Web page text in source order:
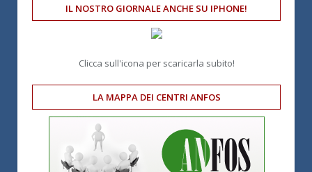
IL NOSTRO GIORNALE ANCHE SU IPHONE!
Clicca sull'icona per scaricarla subito!
LA MAPPA DEI CENTRI ANFOS